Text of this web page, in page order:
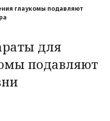
глаукомы подавляют
для
подавляют